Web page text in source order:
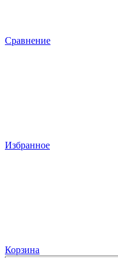
Сравнение
Избранное
Корзина